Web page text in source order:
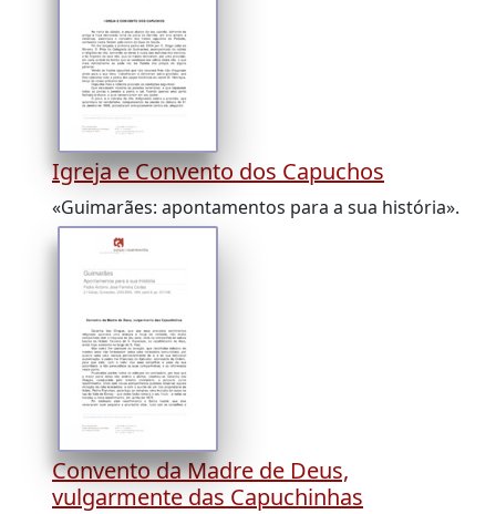
Igreja e Convento dos Capuchos
«Guimarães: apontamentos para a sua história».
Convento da Madre de Deus,
vulgarmente das Capuchinhas